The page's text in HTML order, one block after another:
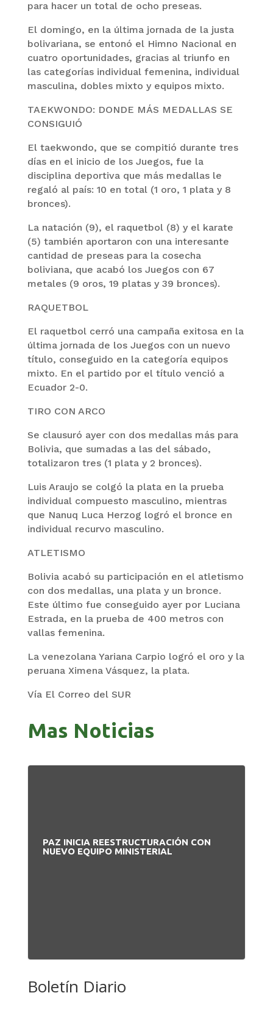
para hacer un total de ocho preseas.
El domingo, en la última jornada de la justa
bolivariana, se entonó el Himno Nacional en
cuatro oportunidades, gracias al triunfo en
las categorías individual femenina, individual
masculina, dobles mixto y equipos mixto.
TAEKWONDO: DONDE MÁS MEDALLAS SE
CONSIGUIÓ
El taekwondo, que se compitió durante tres
días en el inicio de los Juegos, fue la
disciplina deportiva que más medallas le
regaló al país: 10 en total (1 oro, 1 plata y 8
bronces).
La natación (9), el raquetbol (8) y el karate
(5) también aportaron con una interesante
cantidad de preseas para la cosecha
boliviana, que acabó los Juegos con 67
metales (9 oros, 19 platas y 39 bronces).
RAQUETBOL
El raquetbol cerró una campaña exitosa en la
última jornada de los Juegos con un nuevo
título, conseguido en la categoría equipos
mixto. En el partido por el título venció a
Ecuador 2-0.
TIRO CON ARCO
Se clausuró ayer con dos medallas más para
Bolivia, que sumadas a las del sábado,
totalizaron tres (1 plata y 2 bronces).
Luis Araujo se colgó la plata en la prueba
individual compuesto masculino, mientras
que Nanuq Luca Herzog logró el bronce en
individual recurvo masculino.
ATLETISMO
Bolivia acabó su participación en el atletismo
con dos medallas, una plata y un bronce.
Este último fue conseguido ayer por Luciana
Estrada, en la prueba de 400 metros con
vallas femenina.
La venezolana Yariana Carpio logró el oro y la
peruana Ximena Vásquez, la plata.
Vía El Correo del SUR
Mas Noticias
PAZ INICIA REESTRUCTURACIÓN CON
NUEVO EQUIPO MINISTERIAL
Boletín Diario